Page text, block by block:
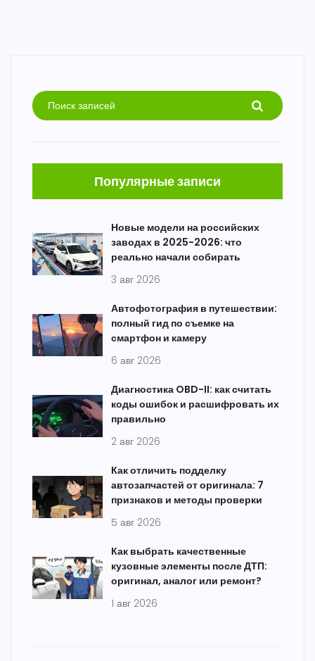
Популярные записи
Новые модели на российских
заводах в 2025-2026: что
реально начали собирать
3 авг 2026
Автофотография в путешествии:
полный гид по съемке на
смартфон и камеру
6 авг 2026
Диагностика OBD-II: как считать
коды ошибок и расшифровать их
правильно
2 авг 2026
Как отличить подделку
автозапчастей от оригинала: 7
признаков и методы проверки
5 авг 2026
Как выбрать качественные
кузовные элементы после ДТП:
оригинал, аналог или ремонт?
1 авг 2026